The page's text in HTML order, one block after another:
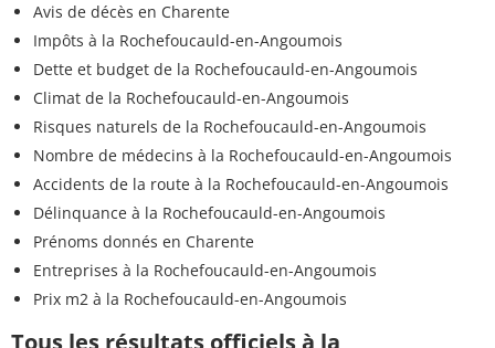
Avis de décès en Charente
Impôts à la Rochefoucauld-en-Angoumois
Dette et budget de la Rochefoucauld-en-Angoumois
Climat de la Rochefoucauld-en-Angoumois
Risques naturels de la Rochefoucauld-en-Angoumois
Nombre de médecins à la Rochefoucauld-en-Angoumois
Accidents de la route à la Rochefoucauld-en-Angoumois
Délinquance à la Rochefoucauld-en-Angoumois
Prénoms donnés en Charente
Entreprises à la Rochefoucauld-en-Angoumois
Prix m2 à la Rochefoucauld-en-Angoumois